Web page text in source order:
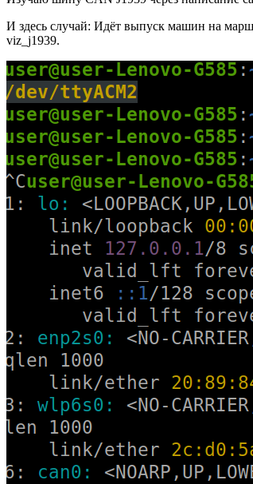
И здесь случай: Идёт выпуск машин на
viz_j1939.